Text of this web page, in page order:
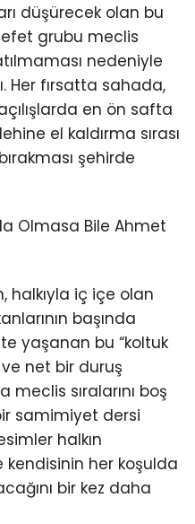
düşürecek olan bu
grubu meclis
nedeniyle
Her fırsatta sahada,
en ön safta
el kaldırma sırası
şehirde
Olmasa Bile Ahmet
halkıyla iç içe olan
başında
yaşanan bu “koltuk
ve net bir duruş
sıralarını boş
samimiyet dersi
halkın
her koşulda
bir kez daha